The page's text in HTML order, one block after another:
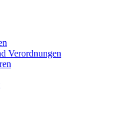
Verordnungen